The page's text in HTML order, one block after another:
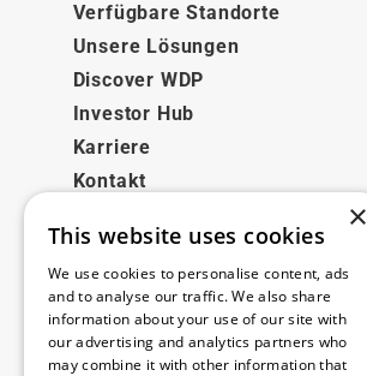
Verfügbare Standorte
Unsere Lösungen
Discover WDP
Investor Hub
Karriere
Kontakt
Rechtliches
Disclaimer
Privacy policy
Cookie policy
×
This website uses cookies
We use cookies to personalise content, ads
and to analyse our traffic. We also share
information about your use of our site with
our advertising and analytics partners who
may combine it with other information that